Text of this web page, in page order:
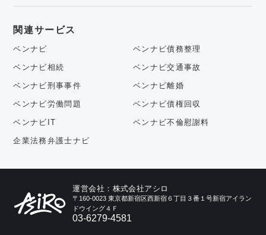
関連サービス
ベンナビ ベンナビ債務整理
ベンナビ相続 ベンナビ交通事故
ベンナビ刑事事件 ベンナビ離婚
ベンナビ労働問題 ベンナビ債権回収
ベンナビIT ベンナビ不倫慰謝料
企業法務弁護士ナビ
運営会社：株式会社アシロ
〒160-0023 東京都新宿区西新宿６丁目３番１号新宿アイラン
ドウイング４Ｆ
03-6279-4581